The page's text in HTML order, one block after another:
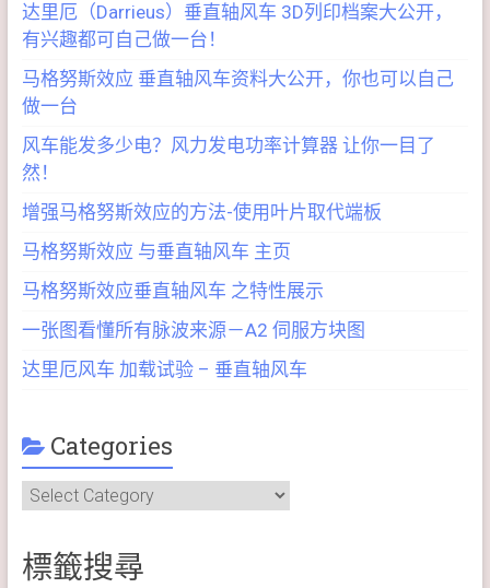
达里厄（Darrieus）垂直轴风车 3D列印档案大公开，
有兴趣都可自己做一台！
马格努斯效应 垂直轴风车资料大公开，你也可以自己
做一台
风车能发多少电？风力发电功率计算器 让你一目了
然！
增强马格努斯效应的方法-使用叶片取代端板
马格努斯效应 与垂直轴风车 主页
马格努斯效应垂直轴风车 之特性展示
一张图看懂所有脉波来源－A2 伺服方块图
达里厄风车 加载试验 – 垂直轴风车
Categories
Categories
標籤搜尋